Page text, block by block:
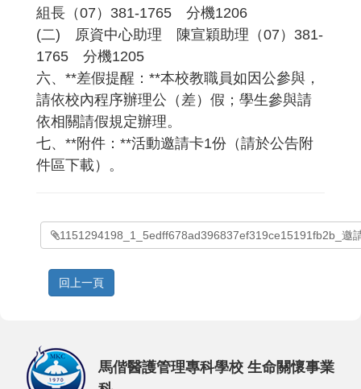
組長（07）381-1765 分機1206
(二) 原資中心助理 陳宣穎助理（07）381-
1765 分機1205
六、**差假提醒：**本校教職員如因公參與，
請依校內程序辦理公（差）假；學生參與請
依相關請假規定辦理。
七、**附件：**活動邀請卡1份（請於公告附
件區下載）。
1151294198_1_5edff678ad396837ef319ce15191fb2b_邀
馬偕醫護管理專科學校 生命關懷事業